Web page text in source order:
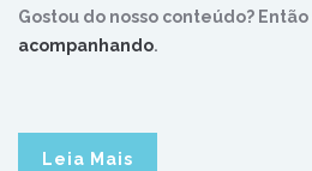
Gostou do nosso conteúdo? Então
acompanhando.
Leia Mais